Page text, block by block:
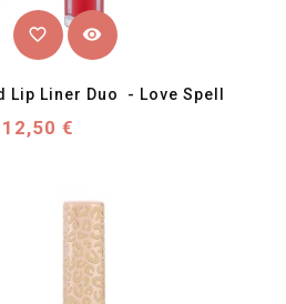
favorite_border visibility
Lip Liner Duo  - Love Spell
Prix
12,50 €